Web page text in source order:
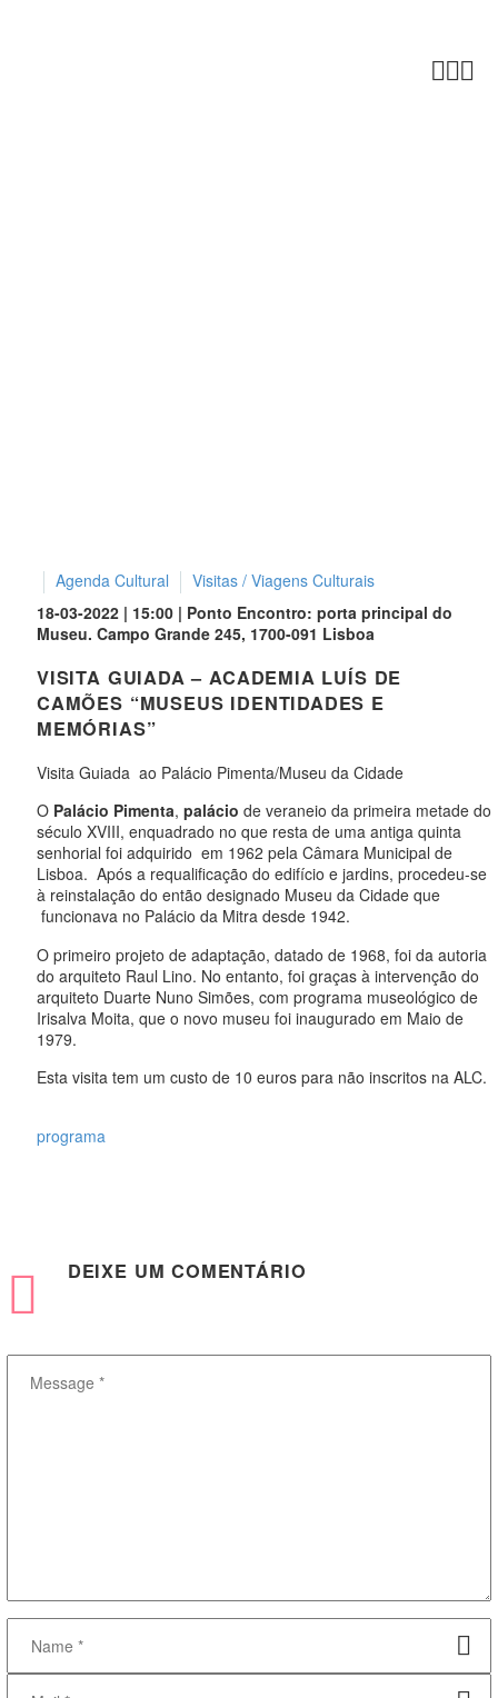

Agenda Cultural
Visitas / Viagens Culturais
18-03-2022 | 15:00 | Ponto Encontro: porta principal do
Museu. Campo Grande 245, 1700-091 Lisboa
VISITA GUIADA – ACADEMIA LUÍS DE
CAMÕES “MUSEUS IDENTIDADES E
MEMÓRIAS”
Visita Guiada ao Palácio Pimenta/Museu da Cidade
O Palácio Pimenta, palácio de veraneio da primeira metade do
século XVIII, enquadrado no que resta de uma antiga quinta
senhorial foi adquirido em 1962 pela Câmara Municipal de
Lisboa. Após a requalificação do edifício e jardins, procedeu-se
à reinstalação do então designado Museu da Cidade que
funcionava no Palácio da Mitra desde 1942.
O primeiro projeto de adaptação, datado de 1968, foi da autoria
do arquiteto Raul Lino. No entanto, foi graças à intervenção do
arquiteto Duarte Nuno Simões, com programa museológico de
Irisalva Moita, que o novo museu foi inaugurado em Maio de
1979.
Esta visita tem um custo de 10 euros para não inscritos na ALC.
programa
DEIXE UM COMENTÁRIO